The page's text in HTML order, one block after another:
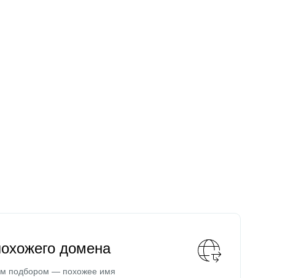
домена
подбором — похожее имя